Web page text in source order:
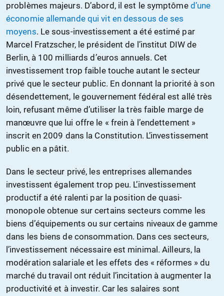
problèmes majeurs. D’abord, il est le symptôme d’une
économie allemande qui vit en dessous de ses
moyens. Le sous-investissement a été estimé par
Marcel Fratzscher, le président de l’institut DIW de
Berlin, à 100 milliards d’euros annuels. Cet
investissement trop faible touche autant le secteur
privé que le secteur public. En donnant la priorité à son
désendettement, le gouvernement fédéral est allé très
loin, refusant même d’utiliser la très faible marge de
manœuvre que lui offre le « frein à l’endettement »
inscrit en 2009 dans la Constitution. L’investissement
public en a pâtit.
Dans le secteur privé, les entreprises allemandes
investissent également trop peu. L’investissement
productif a été ralenti par la position de quasi-
monopole obtenue sur certains secteurs comme les
biens d’équipements ou sur certains niveaux de gamme
dans les biens de consommation. Dans ces secteurs,
l’investissement nécessaire est minimal. Ailleurs, la
modération salariale et les effets des « réformes » du
marché du travail ont réduit l’incitation à augmenter la
productivité et à investir. Car les salaires sont